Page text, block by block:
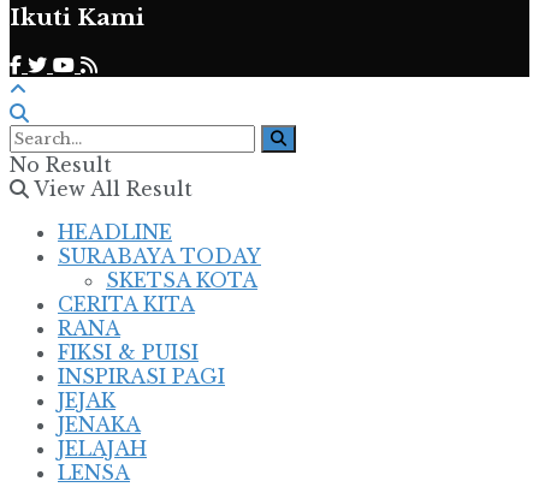
Ikuti Kami
No Result
View All Result
HEADLINE
SURABAYA TODAY
SKETSA KOTA
CERITA KITA
RANA
FIKSI & PUISI
INSPIRASI PAGI
JEJAK
JENAKA
JELAJAH
LENSA